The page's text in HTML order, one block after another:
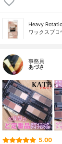
Heavy
ワックスブロ
事務員
あづさ
5.00